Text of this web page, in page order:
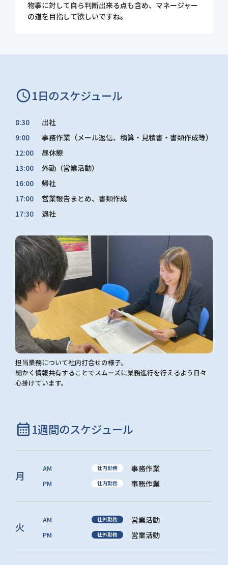
物事に対して自ら判断出来る点も含め、マネージャー
の道を目指して欲しいですね。
schedule1日のスケジュール
8:30
出社
9:00
事務作業（メール返信、積算・見積書・書類作成等）
12:00
昼休憩
13:00
外勤（営業活動）
16:00
帰社
17:00
営業報告まとめ、書類作成
17:30
退社
担当業務について社内打合せの様子。
細かく情報共有することでスムーズに業務進行を行えるよう日々
心掛けています。
calendar_month1週間のスケジュール
月
AM 社内勤務 事務作業
PM 社内勤務 事務作業
火
AM 社外勤務 営業活動
PM 社外勤務 営業活動